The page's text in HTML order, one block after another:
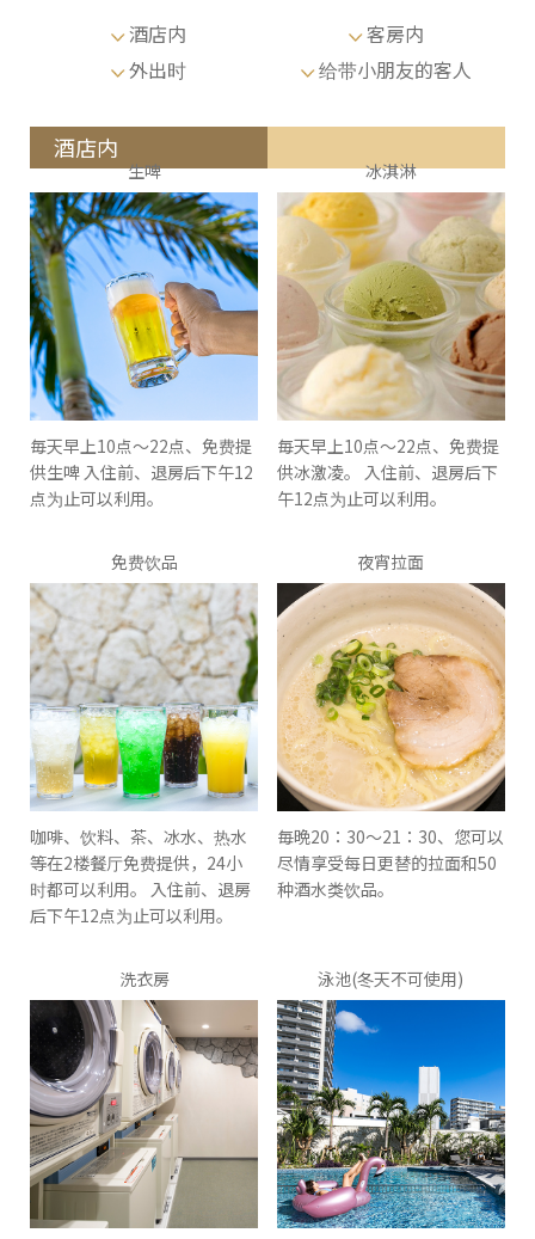
酒店内
客房内
外出时
给带小朋友的客人
酒店内
生啤
毎天早上10点～22点、免费提
供生啤 入住前、退房后下午12
点为止可以利用。
冰淇淋
毎天早上10点～22点、免费提
供冰激凌。 入住前、退房后下
午12点为止可以利用。
免费饮品
咖啡、饮料、茶、冰水、热水
等在2楼餐厅免费提供，24小
时都可以利用。 入住前、退房
后下午12点为止可以利用。
夜宵拉面
毎晩20：30〜21：30、您可以
尽情享受每日更替的拉面和50
种酒水类饮品。
洗衣房 泳池(冬天不可使用)